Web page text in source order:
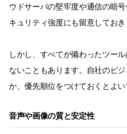
ウドサーバの堅牢度や通信の暗
キュリティ強度にも留意しておき
しかし、すべてが備わったツー
ないこともあります。自社のビ
か、優先順位をつけておくとよい
音声や画像の質と安定性